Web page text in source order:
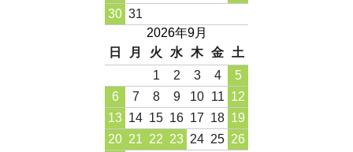
30 31
2026年9月
日
月 火 水 木 金
土
1
2 3 4
5
6
7 8 9 10 11 12
13 14 15 16 17 18 19
20 21 22 23 24 25 26